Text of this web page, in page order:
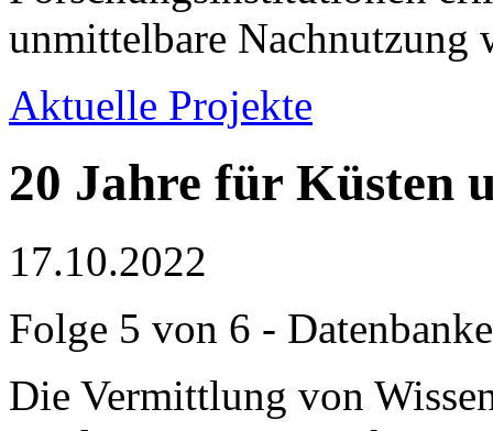
unmittelbare Nachnutzung
Aktuelle Projekte
20 Jahre für Küsten
17.10.2022
Folge 5 von 6 -
Die Vermittlung von